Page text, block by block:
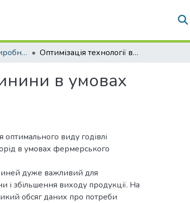
ОПП "Технологія виробництва і переробки продукції тваринництва" Оптимізація технології виробництва свинини в умовах фермерського господарства
в умовах
виду годівлі
в умовах фермерського
дуже важливий для
і збільшення виходу продукції. На
обсяг даних про потреби